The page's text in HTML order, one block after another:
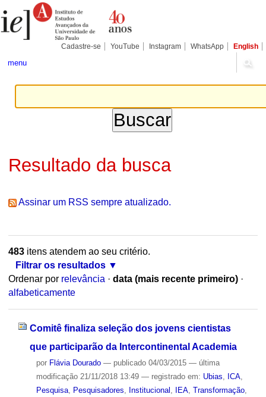
para
conteúdo.
Pessoais
Cadastre-se YouTube Instagram WhatsApp English
menu
Resultado da busca
Assinar um RSS sempre atualizado.
483itens atendem ao seu critério.
Filtrar os resultados
Ordenar por relevância · data (mais recente primeiro) ·
alfabeticamente
Comitê finaliza seleção dos jovens cientistas
que participarão da Intercontinental Academia
por Flávia Dourado — publicado04/03/2015 — última
modificação21/11/2018 13:49 — registrado em: Ubias ICA,
Pesquisa, Pesquisadores Institucional IEA, Transformação,